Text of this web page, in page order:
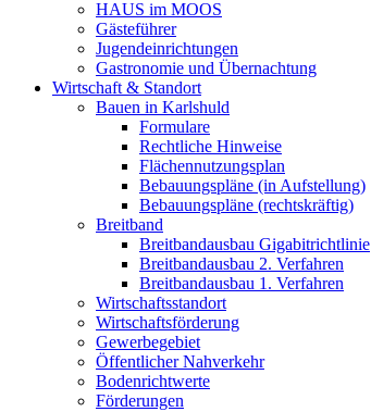
HAUS im MOOS
Gästeführer
Jugendeinrichtungen
Gastronomie und Übernachtung
Wirtschaft & Standort
Bauen in Karlshuld
Formulare
Rechtliche Hinweise
Flächennutzungsplan
Bebauungspläne (in Aufstellung)
Bebauungspläne (rechtskräftig)
Breitband
Breitbandausbau Gigabitrichtlinie
Breitbandausbau 2. Verfahren
Breitbandausbau 1. Verfahren
Wirtschaftsstandort
Wirtschaftsförderung
Gewerbegebiet
Öffentlicher Nahverkehr
Bodenrichtwerte
Förderungen